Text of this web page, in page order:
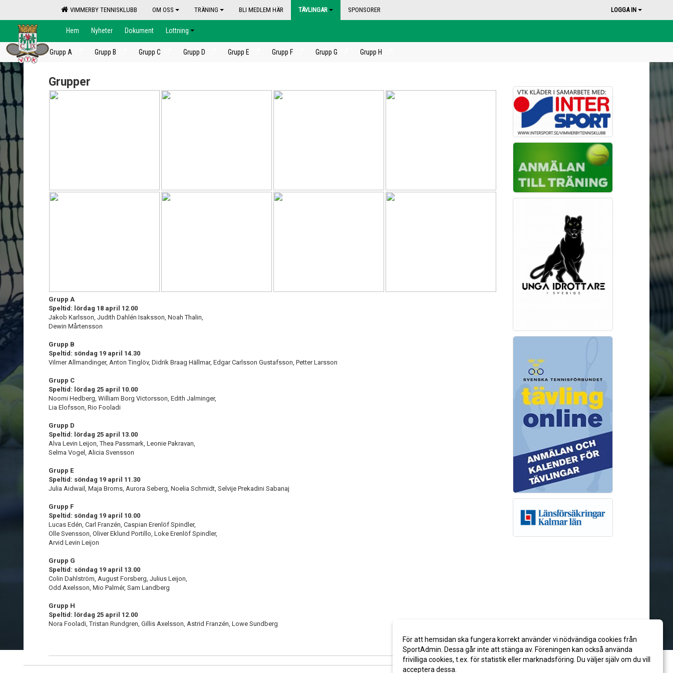
VIMMERBY TENNISKLUBB OM OSS TRÄNING BLI MEDLEM HÄR TÄVLINGAR SPONSORER LOGGA IN
Hem Nyheter Dokument Lottning
Grupp A Grupp B Grupp C Grupp D Grupp E Grupp F Grupp G Grupp H
Grupper
Grupp A
Speltid: lördag 18 april 12.00
Jakob Karlsson, Judith Dahlén Isaksson, Noah Thalin,
Dewin Mårtensson
Grupp B
Speltid: söndag 19 april 14.30
Vilmer Allmandinger, Anton Tinglöv, Didrik Braag Hällmar, Edgar Carlsson Gustafsson, Petter Larsson
Grupp C
Speltid: lördag 25 april 10.00
Noomi Hedberg, William Borg Victorsson, Edith Jalminger,
Lia Elofsson, Rio Fooladi
Grupp D
Speltid: lördag 25 april 13.00
Alva Levin Leijon, Thea Passmark, Leonie Pakravan,
Selma Vogel, Alicia Svensson
Grupp E
Speltid: söndag 19 april 11.30
Julia Aidwail, Maja Broms, Aurora Seberg, Noelia Schmidt, Selvije Prekadini Sabanaj
Grupp F
Speltid: söndag 19 april 10.00
Lucas Edén, Carl Franzén, Caspian Erenlöf Spindler,
Olle Svensson, Oliver Eklund Portillo, Loke Erenlöf Spindler,
Arvid Levin Leijon
Grupp G
Speltid: söndag 19 april 13.00
Colin Dahlström, August Forsberg, Julius Leijon,
Odd Axelsson, Mio Palmér, Sam Landberg
Grupp H
Speltid: lördag 25 april 12.00
Nora Fooladi, Tristan Rundgren, Gillis Axelsson, Astrid Franzén, Lowe Sundberg
För att hemsidan ska fungera korrekt använder vi nödvändiga cookies från
SportAdmin. Dessa går inte att stänga av. Föreningen kan också använda
frivilliga cookies, t.ex. för statistik eller marknadsföring. Du väljer själv om du vill
acceptera dessa.